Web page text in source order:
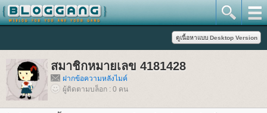
สมาชิกหมายเลข 4181428
ฝากข้อความหลังไมค์
ผู้ติดตามบล็อก : 0 คน